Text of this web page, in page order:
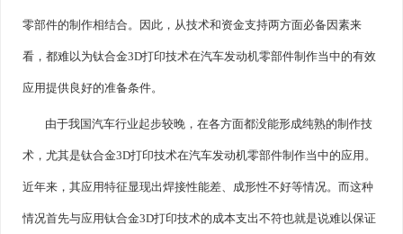
零部件的制作相结合。因此，从技术和资金支持两方面必备因素来
看，都难以为钛合金3D打印技术在汽车发动机零部件制作当中的有效
应用提供良好的准备条件。
由于我国汽车行业起步较晚，在各方面都没能形成纯熟的制作技
术，尤其是钛合金3D打印技术在汽车发动机零部件制作当中的应用。
近年来，其应用特征显现出焊接性能差、成形性不好等情况。而这种
情况首先与应用钛合金3D打印技术的成本支出不符也就是说难以保证